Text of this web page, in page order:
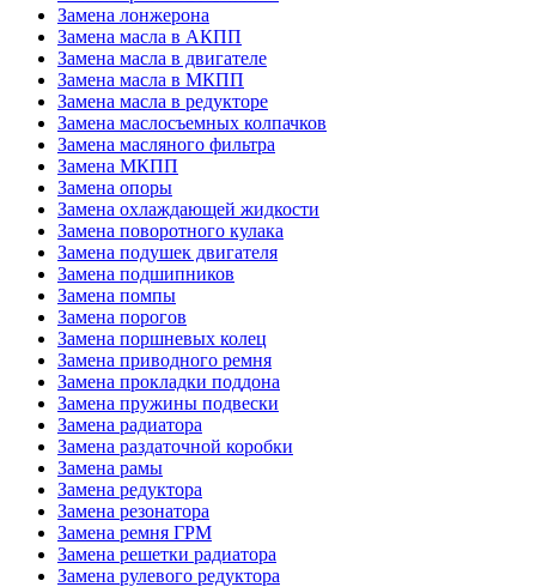
Замена лонжерона
Замена масла в АКПП
Замена масла в двигателе
Замена масла в МКПП
Замена масла в редукторе
Замена маслосъемных колпачков
Замена масляного фильтра
Замена МКПП
Замена опоры
Замена охлаждающей жидкости
Замена поворотного кулака
Замена подушек двигателя
Замена подшипников
Замена помпы
Замена порогов
Замена поршневых колец
Замена приводного ремня
Замена прокладки поддона
Замена пружины подвески
Замена радиатора
Замена раздаточной коробки
Замена рамы
Замена редуктора
Замена резонатора
Замена ремня ГРМ
Замена решетки радиатора
Замена рулевого редуктора